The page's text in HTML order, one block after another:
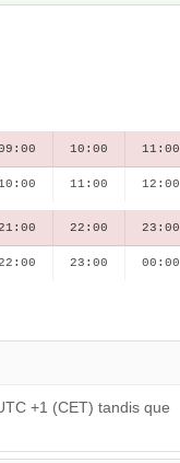
10:00 11:00
11:00 12:00
22:00 23:00
23:00 00:00
+1 (CET) tandis que